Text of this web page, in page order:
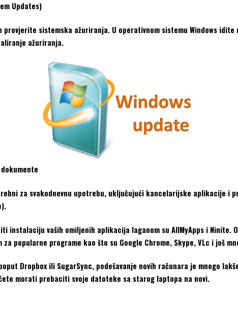
Updates)
sistemska ažuriranja. U operativnom sistemu Windows idite
ažuriranja.
za svakodnevnu upotrebu, uključujući kancelarijske aplikacije i
instalaciju vaših omiljenih aplikacija laganom su AllMyApps i Ninite.
popularne programe kao što su Google Chrome, Skype, VLc i još
Dropbox ili SugarSync, podešavanje novih računara je mnogo
morati prebaciti svoje datoteke sa starog laptopa na novi.